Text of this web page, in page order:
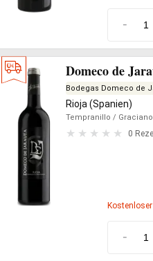
-
Domeco de
Bodegas Domeco de
Rioja (Spanien)
Tempranillo / Graciano
0
-